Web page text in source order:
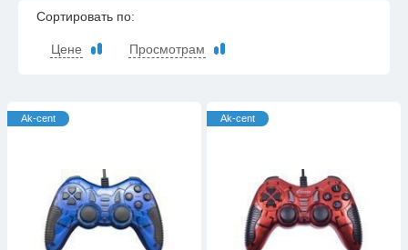
Сортировать по:
Цене Просмотрам
Ak-cent Ak-cent